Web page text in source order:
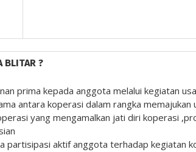
BLITAR ?
prima kepada anggota melalui kegiatan
antara koperasi dalam rangka memajukan
yang mengamalkan jati diri koperasi
partisipasi aktif anggota terhadap kegiatan